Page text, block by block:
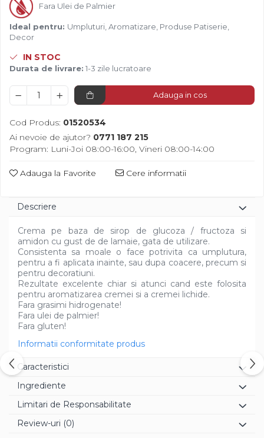
DiverseFara Ulei de Palmier
Ideal pentru: Umpluturi, Aromatizare, Produse Patiserie,
Decor
IN STOC
Durata de livrare: 1-3 zile lucratoare
Adauga in cos
Cod Produs: 01520534
Ai nevoie de ajutor? 0771 187 215
Program: Luni-Joi 08:00-16:00, Vineri 08:00-14:00
Adauga la Favorite Cere informatii
Descriere
Crema pe baza de sirop de glucoza / fructoza si
amidon cu gust de de lamaie, gata de utilizare.
Consistenta sa moale o face potrivita ca umplutura,
pentru a fi aplicata inainte, sau dupa coacere, precum si
pentru decoratiuni.
Rezultate excelente chiar si atunci cand este folosita
pentru aromatizarea cremei si a cremei lichide.
Fara grasimi hidrogenate!
Fara ulei de palmier!
Fara gluten!
Informatii conformitate produs
Caracteristici
Ingrediente
Limitari de Responsabilitate
Review-uri (0)